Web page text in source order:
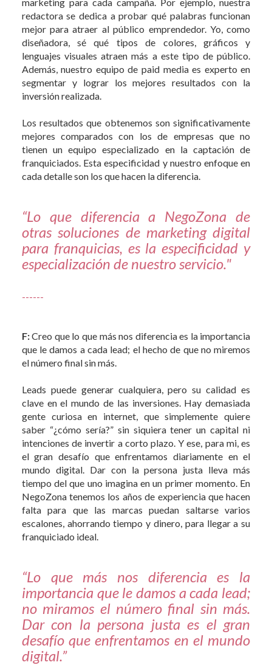
redactora se dedica a probar qué palabras funcionan
mejor para atraer al público emprendedor. Yo, como
diseñadora, sé qué tipos de colores, gráficos y
lenguajes visuales atraen más a este tipo de público.
Además, nuestro equipo de paid media es experto en
segmentar y lograr los mejores resultados con la
inversión realizada.
Los resultados que obtenemos son significativamente
mejores comparados con los de empresas que no
tienen un equipo especializado en la captación de
franquiciados. Esta especificidad y nuestro enfoque en
cada detalle son los que hacen la diferencia.
“Lo que diferencia a NegoZona de
otras soluciones de marketing digital
para franquicias, es la especificidad y
especialización de nuestro servicio."
------
F:Creo que lo que más nos diferencia es la importancia
que le damos a cada lead; el hecho de que no miremos
el número final sin más.
Leads puede generar cualquiera, pero su calidad es
clave en el mundo de las inversiones. Hay demasiada
gente curiosa en internet, que simplemente quiere
saber “¿cómo sería?” sin siquiera tener un capital ni
intenciones de invertir a corto plazo. Y ese, para mi, es
el gran desafío que enfrentamos diariamente en el
mundo digital. Dar con la persona justa lleva más
tiempo del que uno imagina en un primer momento. En
NegoZona tenemos los años de experiencia que hacen
falta para que las marcas puedan saltarse varios
escalones, ahorrando tiempo y dinero, para llegar a su
franquiciado ideal.
“Lo que más nos diferencia es la
importancia que le damos a cada lead;
no miramos el número final sin más.
Dar con la persona justa es el gran
desafío que enfrentamos en el mundo
digital.”